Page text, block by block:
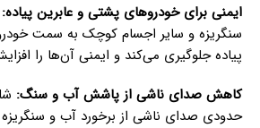
ایمنی برای خودروهای پشتی و عابرین پیاده:
سنگریزه و سایر اجسام کوچک به سمت
پیاده جلوگیری می‌کند و ایمنی آن‌ها را
کاهش صدای ناشی از پاشش آب و سنگ:
حدودی صدای ناشی از برخورد آب و